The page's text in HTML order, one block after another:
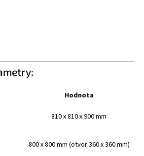
Hodnota
810 x 810 x 900 mm
800 x 800 mm (otvor 360 x 360 mm)